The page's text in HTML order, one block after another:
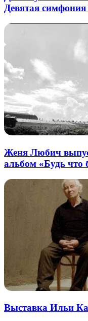
Девятая симфония
Женя Любич
альбом «Будь что
Выставка Ильи